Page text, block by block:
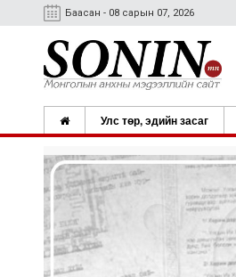
Баасан - 08 сарын 07, 2026
Улс төр, эдийн засаг